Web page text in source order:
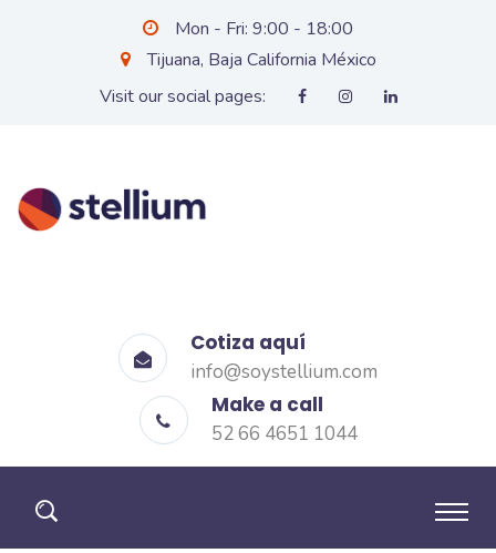
Mon - Fri: 9:00 - 18:00
Tijuana, Baja California México
Visit our social pages:
Cotiza aquí
info@soystellium.com
Make a call
52 66 4651 1044